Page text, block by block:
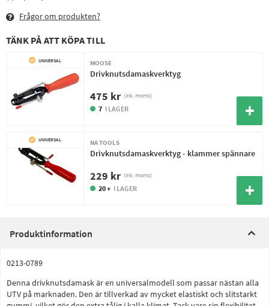
Frågor om produkten?
TÄNK PÅ ATT KÖPA TILL
UNIVERSAL MOOSE
Drivknutsdamaskverktyg
475 kr (ink. moms)
7 I LAGER
UNIVERSAL NA TOOLS
Drivknutsdamaskverktyg - klammer spännare
229 kr (ink. moms)
20 + I LAGER
Produktinformation
0213-0789
Denna drivknutsdamask är en universalmodell som passar nästan alla
UTV på marknaden. Den är tillverkad av mycket elastiskt och slitstarkt